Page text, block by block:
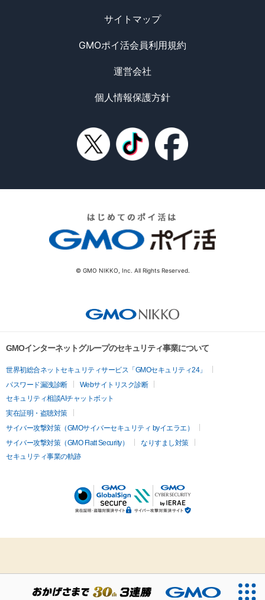
サイトマップ
GMOポイ活会員利用規約
運営会社
個人情報保護方針
© GMO NIKKO, Inc. All Rights Reserved.
GMOインターネットグループのセキュリティ事業について
世界初総合ネットセキュリティサービス「GMOセキュリティ24」
パスワード漏洩診断
Webサイトリスク診断
セキュリティ相談AIチャットボット
実在証明・盗聴対策
サイバー攻撃対策（GMOサイバーセキュリティ byイエラエ）
サイバー攻撃対策（GMO Flatt Security）
なりすまし対策
セキュリティ事業の軌跡